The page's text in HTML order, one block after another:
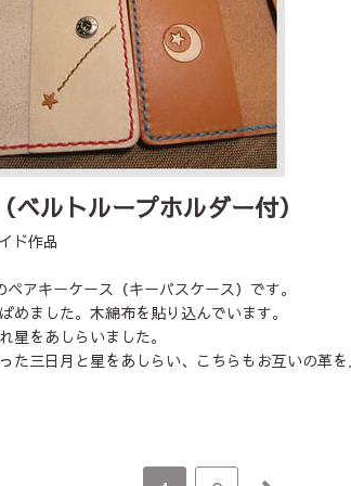
ルトループホルダー付）
ド作品
アキーケース（キーパスケース）です。
ました。木綿布を貼り込んでいます。
星をあしらいました。
三日月と星をあしらい、こちらもお互いの革を